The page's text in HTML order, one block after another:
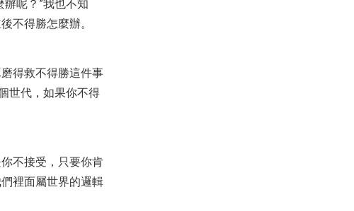
呢？”我也不知
不得勝怎麼辦。
得救不得勝這件事
世代，如果你不得
不接受，只要你肯
裡面屬世界的邏輯